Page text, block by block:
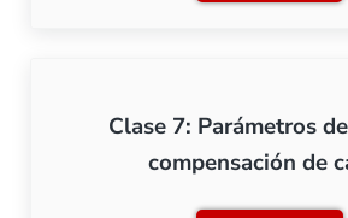
Clase 7: Parámetros
compensación de